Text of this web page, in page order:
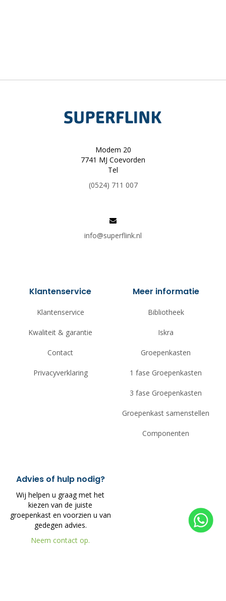
Modem 20
7741 MJ Coevorden
Tel
(0524) 711 007
info@superflink.nl
Klantenservice
Klantenservice
Kwaliteit & garantie
Contact
Privacyverklaring
Meer informatie
Bibliotheek
Iskra
Groepenkasten
1 fase Groepenkasten
3 fase Groepenkasten
Groepenkast samenstellen
Componenten
Advies of hulp nodig?
Wij helpen u graag met het
kiezen van de juiste
groepenkast en voorzien u van
gedegen advies.
Neem contact op.